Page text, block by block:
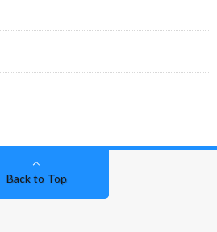
Back to Top